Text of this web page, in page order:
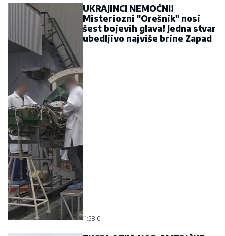
UKRAJINCI NEMOĆNI!
Misteriozni "Orešnik" nosi
šest bojevih glava! Jedna stvar
ubedljivo najviše brine Zapad
11:58 0